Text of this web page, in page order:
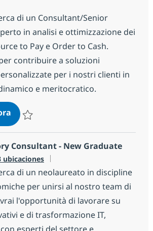
di un Consultant/Senior
in analisi e ottimizzazione dei
to Pay e Order to Cash.
contribuire a soluzioni
per i nostri clienti in
e meritocratico.
Process Consultant Source to Pay
Consultant - New Graduate
ubicaciones
di un neolaureato in discipline
per unirsi al nostro team di
l'opportunità di lavorare su
e di trasformazione IT,